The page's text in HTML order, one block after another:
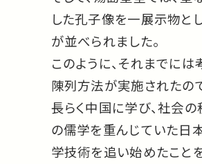
した孔子像を一展示物と
が並べられました。
このように、それまでに
陳列方法が実施されたので
長らく中国に学び、社会
の儒学を重んじていた日
学技術を追い始めたこと